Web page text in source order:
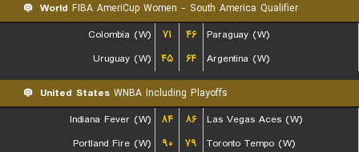
World FIBA AmeriCup Women - South America Qualifier
Colombia (W)
۷۱ ۴۶
Paraguay (W)
Uruguay (W)
۴۵ ۶۴ Argentina (W)
United States WNBA Including Playoffs
Indiana Fever (W)
۸۴ ۸۶
Las Vegas Aces (W)
Portland Fire (W)
۹۰ ۷۹
Toronto Tempo (W)